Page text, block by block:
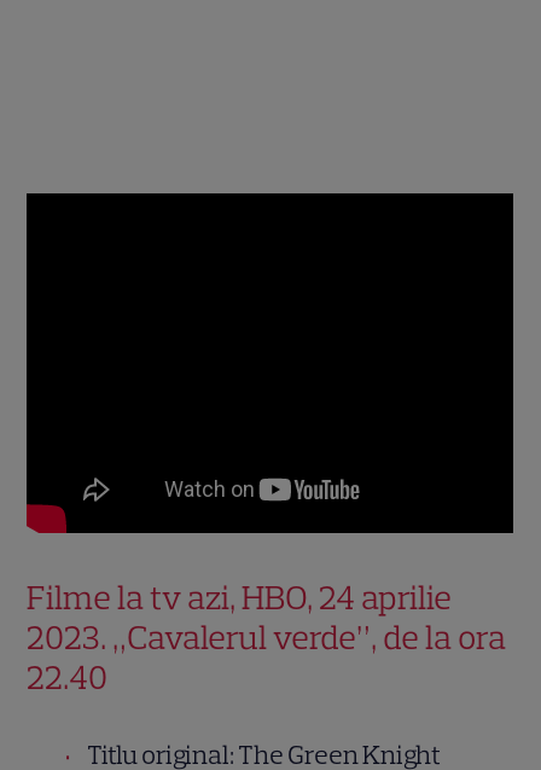
Filme la tv azi, HBO, 24 aprilie
2023. „Cavalerul verde”, de la ora
22.40
Titlu original: The Green Knight